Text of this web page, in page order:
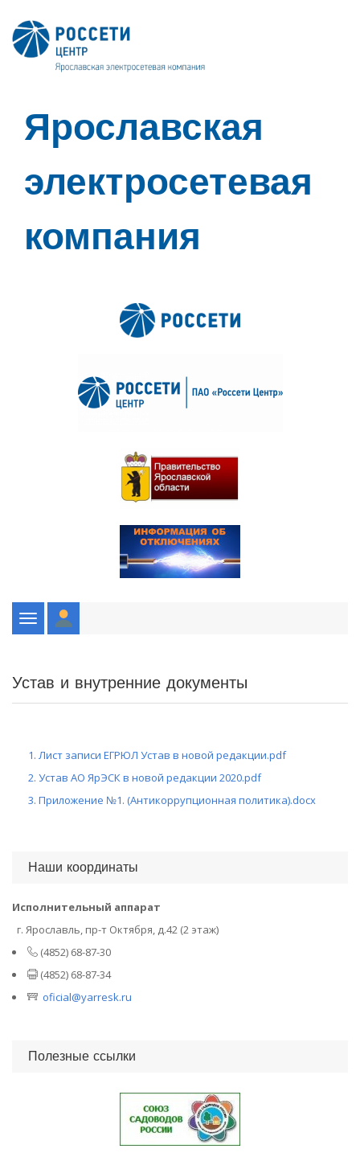
Ярославская
электросетевая
компания
Toggle
Устав и внутренние документы
1. Лист записи ЕГРЮЛ Устав в новой редакции.pdf
2. Устав АО ЯрЭСК в новой редакции 2020.pdf
3. Приложение №1. (Антикоррупционная политика).docx
Наши координаты
Исполнительный аппарат
г. Ярославль, пр-т Октября, д.42 (2 этаж)
(4852) 68-87-30
(4852) 68-87-34
oficial@yarresk.ru
Полезные ссылки